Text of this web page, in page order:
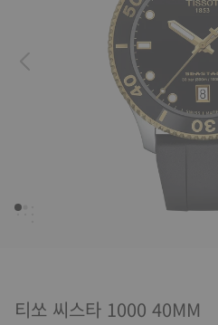
티쏘 씨스타 1000 40MM